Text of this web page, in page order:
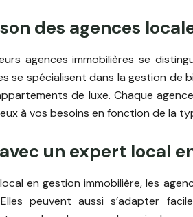
des agences
agences immobilières se
se spécialisent dans la gestion de
de luxe. Chaque
à vos besoins en fonction de la
un expert local
en gestion immobilière, les
Elles peuvent aussi s’adapter